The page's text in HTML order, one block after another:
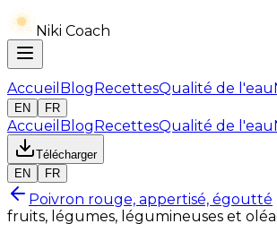
Niki Coach
Accueil BlogRecettesQualité de l'eau
EN
FR
Accueil BlogRecettesQualité de l'eau
Télécharger
EN
FR
Poivron rouge, appertisé, égoutté
fruits, légumes, légumineuses et